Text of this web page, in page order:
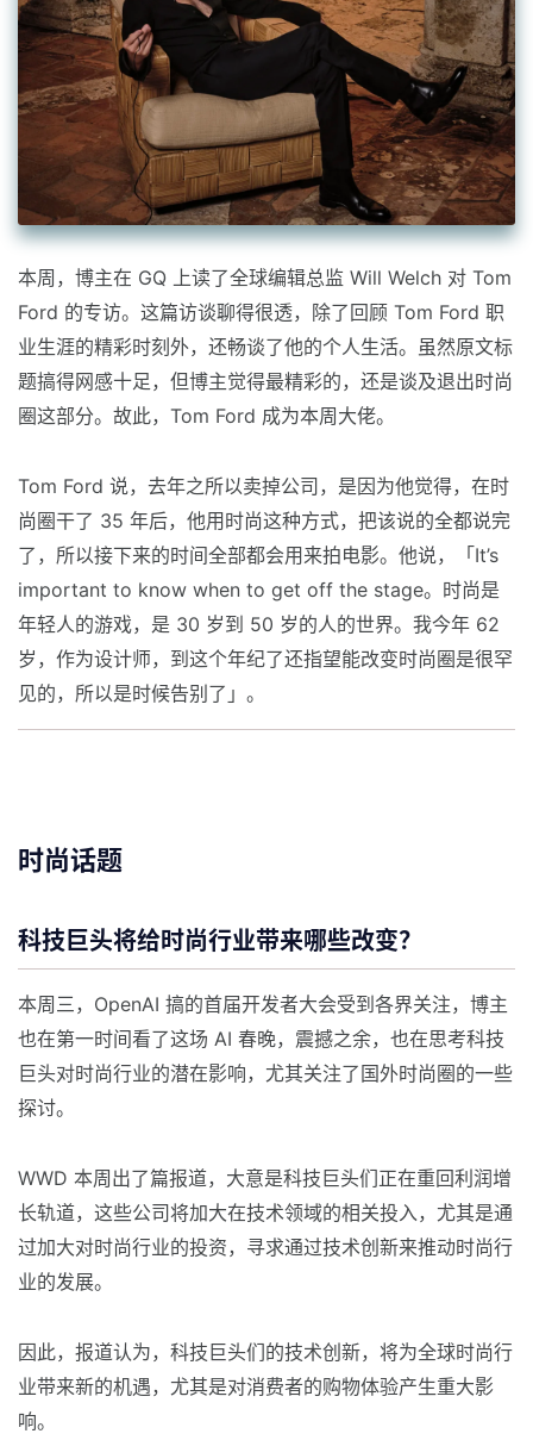
本周，博主在 GQ 上读了全球编辑总监 Will Welch 对 Tom
Ford 的专访。这篇访谈聊得很透，除了回顾 Tom Ford 职
业生涯的精彩时刻外，还畅谈了他的个人生活。虽然原文标
题搞得网感十足，但博主觉得最精彩的，还是谈及退出时尚
圈这部分。故此，Tom Ford 成为本周大佬。
Tom Ford 说，去年之所以卖掉公司，是因为他觉得，在时
尚圈干了 35 年后，他用时尚这种方式，把该说的全都说完
了，所以接下来的时间全部都会用来拍电影。他说，「It’s
important to know when to get off the stage。时尚是
年轻人的游戏，是 30 岁到 50 岁的人的世界。我今年 62
岁，作为设计师，到这个年纪了还指望能改变时尚圈是很罕
见的，所以是时候告别了」。
时尚话题
科技巨头将给时尚行业带来哪些改变？
本周三，OpenAI 搞的首届开发者大会受到各界关注，博主
也在第一时间看了这场 AI 春晚，震撼之余，也在思考科技
巨头对时尚行业的潜在影响，尤其关注了国外时尚圈的一些
探讨。
WWD 本周出了篇报道，大意是科技巨头们正在重回利润增
长轨道，这些公司将加大在技术领域的相关投入，尤其是通
过加大对时尚行业的投资，寻求通过技术创新来推动时尚行
业的发展。
因此，报道认为，科技巨头们的技术创新，将为全球时尚行
业带来新的机遇，尤其是对消费者的购物体验产生重大影
响。